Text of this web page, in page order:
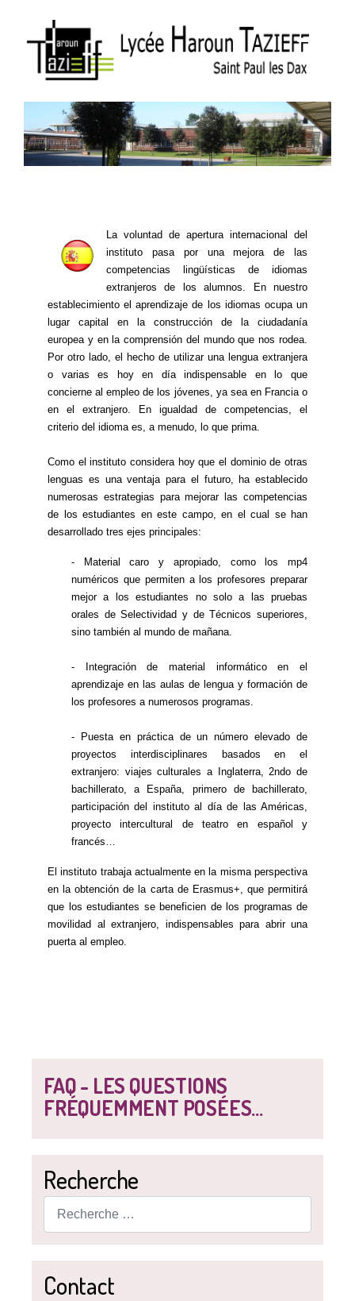
FAQ - LES QUESTIONS
FRÉQUEMMENT POSÉES...
Recherche
Contact
La voluntad de apertura internacional del
instituto pasa por una mejora de las
competencias lingüísticas de idiomas
extranjeros de los alumnos. En nuestro
establecimiento el aprendizaje de los idiomas ocupa un
lugar capital en la construcción de la ciudadanía
europea y en la comprensión del mundo que nos rodea.
Por otro lado, el hecho de utilizar una lengua extranjera
o varias es hoy en día indispensable en lo que
concierne al empleo de los jóvenes, ya sea en Francia o
en el extranjero. En igualdad de competencias, el
criterio del idioma es, a menudo, lo que prima.
Como el instituto considera hoy que el dominio de otras
lenguas es una ventaja para el futuro, ha establecido
numerosas estrategias para mejorar las competencias
de los estudiantes en este campo, en el cual se han
desarrollado tres ejes principales:
- Material caro y apropiado, como los mp4
numéricos que permiten a los profesores preparar
mejor a los estudiantes no solo a las pruebas
orales de Selectividad y de Técnicos superiores,
sino también al mundo de mañana.
- Integración de material informático en el
aprendizaje en las aulas de lengua y formación de
los profesores a numerosos programas.
- Puesta en práctica de un número elevado de
proyectos interdisciplinares basados en el
extranjero: viajes culturales a Inglaterra, 2ndo de
bachillerato, a España, primero de bachillerato,
participación del instituto al día de las Américas,
proyecto intercultural de teatro en español y
francés…
El instituto trabaja actualmente en la misma perspectiva
en la obtención de la carta de Erasmus+, que permitirá
que los estudiantes se beneficien de los programas de
movilidad al extranjero, indispensables para abrir una
puerta al empleo.